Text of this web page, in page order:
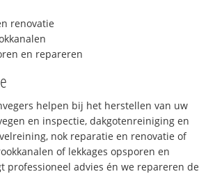
renovatie
en repareren
helpen bij het herstellen van uw
en inspectie, dakgotenreiniging en
nok reparatie en renovatie of
of lekkages opsporen en
professioneel advies én we repareren de